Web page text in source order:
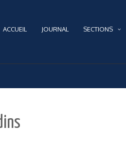
ACCUEIL JOURNAL SECTIONS